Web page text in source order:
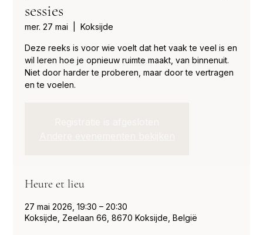
sessies
mer. 27 mai
  |
Koksijde
Deze reeks is voor wie voelt dat het vaak te veel is en
wil leren hoe je opnieuw ruimte maakt, van binnenuit.
Niet door harder te proberen, maar door te vertragen
en te voelen.
Heure et lieu
27 mai 2026, 19:30 – 20:30
Koksijde, Zeelaan 66, 8670 Koksijde, België